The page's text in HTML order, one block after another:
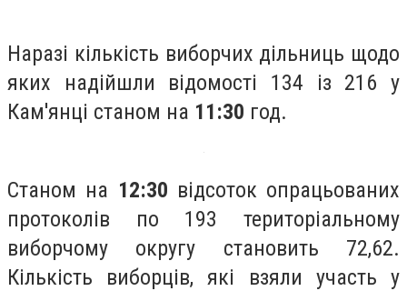
Наразі кількість виборчих дільниць щодо
яких надійшли відомості 134 із 216 у
Кам'янці станом на 11:30 год.
Станом на 12:30 відсоток опрацьованих
протоколів по 193 територіальному
виборчому округу становить 72,62.
Кількість виборців, які взяли участь у